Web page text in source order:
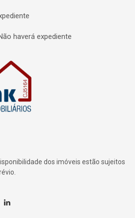
haverá expediente
dos imóveis estão sujeitos
Linkedin